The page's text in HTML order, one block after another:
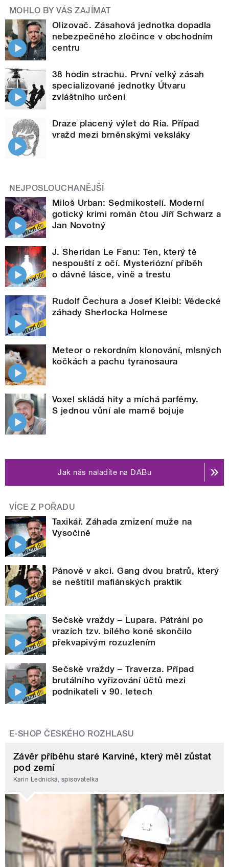
MOHLO BY VÁS ZAJÍMAT
Olizovač. Zásahová jednotka dopadla
nebezpečného zločince v obchodním
centru
38 hodin strachu. První velký zásah
specializované jednotky Útvaru
zvláštního určení
Draze placený výlet do Ria. Případ
vražd mezi brněnskými veksláky
NEJPOSLOUCHANĚJŠÍ
Miloš Urban: Sedmikostelí. Moderní
gotický krimi román čtou Jiří Schwarz a
Jan Novotný
J. Sheridan Le Fanu: Ten, který tě
nespouští z očí. Mysteriózní příběh
o dávné lásce, vině a trestu
Rudolf Čechura a Josef Kleibl: Vědecké
záhady Sherlocka Holmese
Meteor o rekordním klonování, mlsných
kočkách a pachu tyranosaura
Voxel skládá hity a míchá parfémy.
S jednou vůní ale marně bojuje
Jak nás naladíte na DABu
VÍCE Z POŘADU
Taxikář. Záhada zmizení muže na
Vysočině
Pánové v akci. Gang dvou bratrů, který
se neštítil mafiánských praktik
Sečské vraždy – Lupara. Pátrání po
vrazích tzv. bílého koně skončilo
překvapivým rozuzlením
Sečské vraždy – Traverza. Případ
brutálního vyřizování účtů mezi
podnikateli v 90. letech
E-SHOP ČESKÉHO ROZHLASU
Závěr příběhu staré Karviné, který měl zůstat
pod zemí
Karin Lednická, spisovatelka